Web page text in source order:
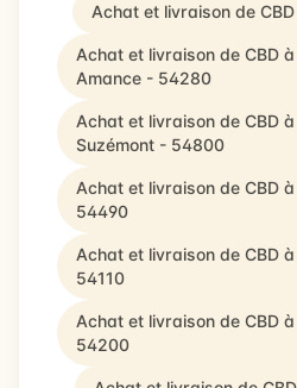
Achat et livraison de
Achat et livraison de CBD
Amance - 54280
Achat et livraison de CBD
Suzémont - 54800
Achat et livraison de CBD
54490
Achat et livraison de CBD
54110
Achat et livraison de CBD
54200